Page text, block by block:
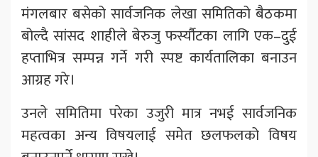
मंगलबार बसेको सार्वजनिक लेखा समितिको बैठकमा
बोल्दै सांसद शाहीले बेरुजु फर्स्यौटका लागि एक–दुई
हप्ताभित्र सम्पन्न गर्ने गरी स्पष्ट कार्यतालिका बनाउन
आग्रह गरे।
उनले समितिमा परेका उजुरी मात्र नभई सार्वजनिक
महत्वका अन्य विषयलाई समेत छलफलको विषय